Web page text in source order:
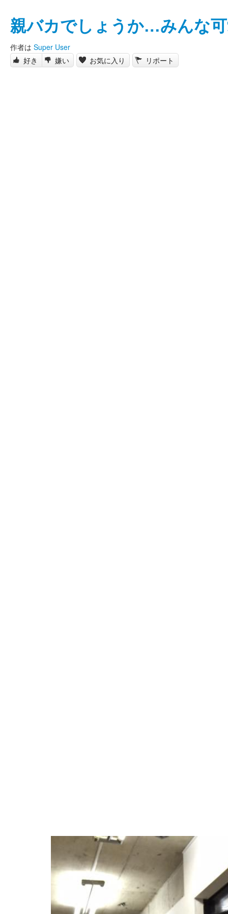
親バカでしょうか…みんな
作者は Super User
好き
嫌い お気に入り リポート